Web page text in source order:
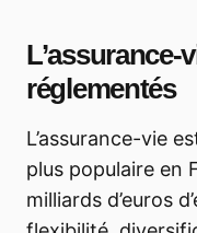
L’assurance-
réglementés
L’assurance-vie
plus populaire en
milliards d’euros